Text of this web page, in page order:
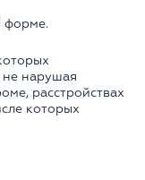
форме.
не нарушая
расстройствах
которых